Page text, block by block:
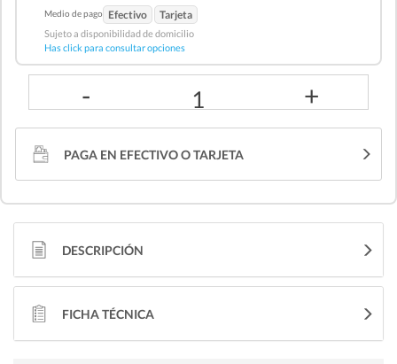
Medio de pago Efectivo Tarjeta
Sujeto a disponibilidad de domicilio
Has click para consultar opciones
- 1 +
PAGA EN EFECTIVO O TARJETA
DESCRIPCIÓN
FICHA TÉCNICA